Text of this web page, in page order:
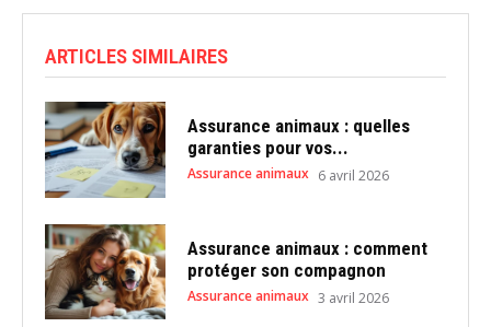
ARTICLES SIMILAIRES
Assurance animaux : quelles
garanties pour vos...
Assurance animaux 6 avril 2026
Assurance animaux : comment
protéger son compagnon
Assurance animaux 3 avril 2026